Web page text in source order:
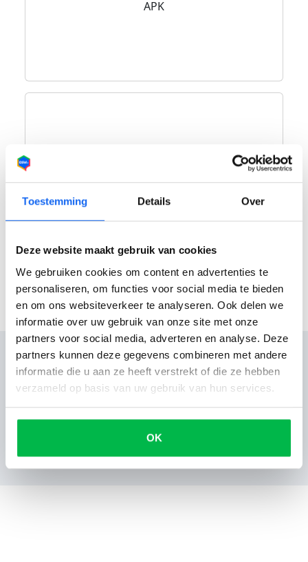
Toestemming Details Over
Deze website maakt gebruik van cookies
We gebruiken cookies om content en advertenties te
personaliseren, om functies voor social media te bieden
en om ons websiteverkeer te analyseren. Ook delen we
informatie over uw gebruik van onze site met onze
partners voor social media, adverteren en analyse. Deze
partners kunnen deze gegevens combineren met andere
informatie die u aan ze heeft verstrekt of die ze hebben
verzameld op basis van uw gebruik van hun services.
OK
APK
Reviews
Nog geen reviews